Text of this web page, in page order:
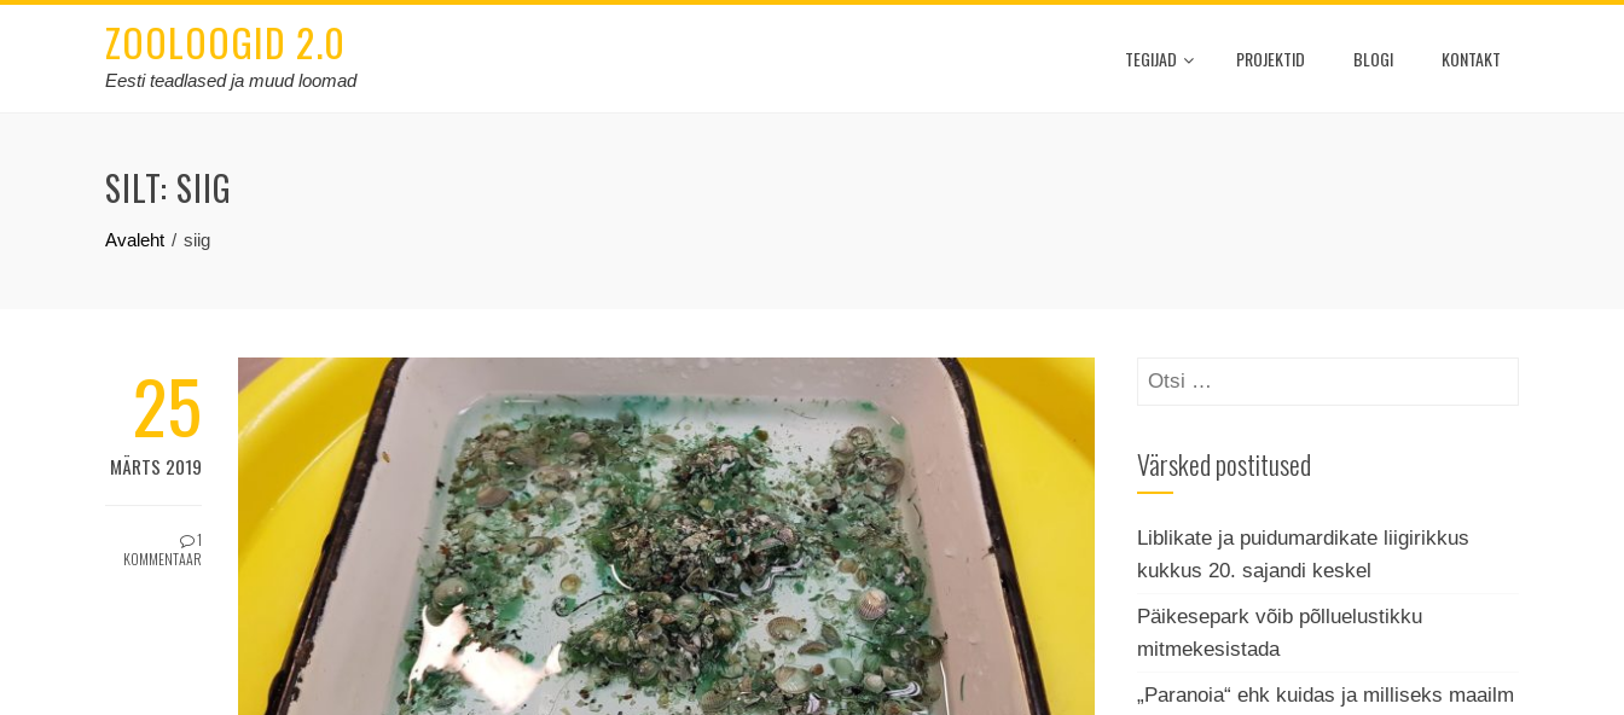
ZOOLOOGID 2.0
Eesti teadlased ja muud loomad
TEGIJAD PROJEKTID BLOGI KONTAKT
SILT: SIIG
Avaleht siig
25
MÄRTS 2019
1
KOMMENTAAR
Otsi:
Värsked postitused
Liblikate ja puidumardikate liigirikkus
kukkus 20. sajandi keskel
Päikesepark võib põlluelustikku
mitmekesistada
„Paranoia“ ehk kuidas ja milliseks maailm